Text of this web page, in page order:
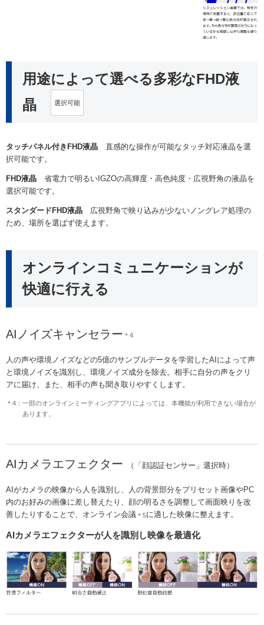
用途によって選べる多彩なFHD液
晶
選択可能
タッチパネル付きFHD液晶 直感的な操作が可能なタッチ対応液晶を選
択可能です。
FHD液晶 省電力で明るいIGZOの高輝度・高色純度・広視野角の液晶を
選択可能です。
スタンダードFHD液晶 広視野角で映り込みが少ないノングレア処理の
ため、場所を選ばず使えます。
オンラインコミュニケーションが
快適に行える
AIノイズキャンセラー ＊4
人の声や環境ノイズなどの5億のサンプルデータを学習したAIによって声
と環境ノイズを識別し、環境ノイズ成分を除去。相手に自分の声をクリ
アに届け、また、相手の声も聞き取りやすくします。
＊4：一部のオンラインミーティングアプリによっては、本機能が利用できない場合が
あります。
AIカメラエフェクター （「顔認証センサー」選択時）
AIがカメラの映像から人を識別し、人の背景部分をプリセット画像やPC
内のお好みの画像に差し替えたり、顔の明るさを調整して画面映りを改
善したりすることで、オンライン会議 ＊5に適した映像に整えます。
AIカメラエフェクターが人を識別し映像を最適化